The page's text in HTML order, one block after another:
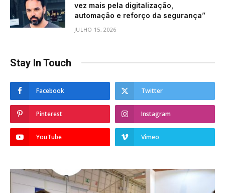
vez mais pela digitalização,
automação e reforço da segurança”
JULHO 15, 2026
Stay In Touch
Facebook Twitter
Pinterest Instagram
YouTube Vimeo